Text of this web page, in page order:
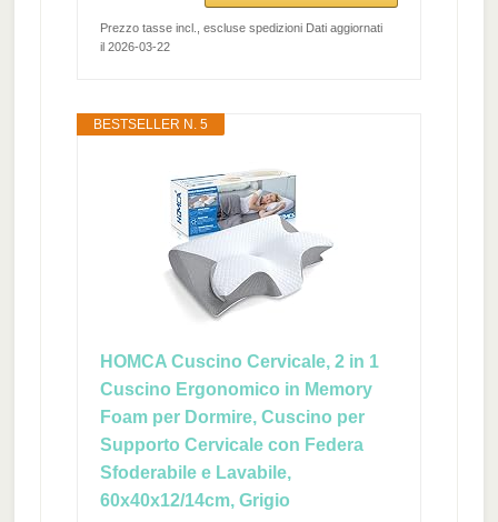
Prezzo tasse incl., escluse spedizioni Dati aggiornati
il 2026-03-22
BESTSELLER N. 5
HOMCA Cuscino Cervicale, 2 in 1
Cuscino Ergonomico in Memory
Foam per Dormire, Cuscino per
Supporto Cervicale con Federa
Sfoderabile e Lavabile,
60x40x12/14cm, Grigio